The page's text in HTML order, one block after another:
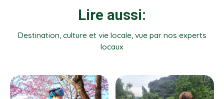
Lire aussi:
Destination, culture et vie locale, vue par nos experts
locaux